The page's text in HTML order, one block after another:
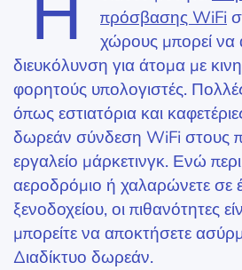
πρόσβασης WiFi
χώρους μπορεί να
διευκόλυνση για άτομα με
φορητούς υπολογιστές. Πολλές
όπως εστιατόρια και
δωρεάν σύνδεση WiFi στους
εργαλείο μάρκετινγκ. Ενώ
αεροδρόμιο ή χαλαρώνετε σε
ξενοδοχείου, οι πιθανότητες
μπορείτε να αποκτήσετε
Διαδίκτυο δωρεάν.